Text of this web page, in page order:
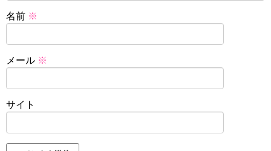
名前 ※
メール ※
サイト